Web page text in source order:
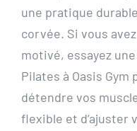
une pratique
corvée. Si vous
motivé, essayez
Pilates à Oasis
détendre vos
flexible et d’ajuster